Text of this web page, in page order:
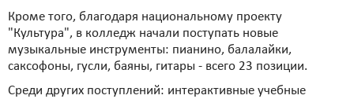
Кроме того, благодаря национальному проекту
"Культура", в колледж начали поступать новые
музыкальные инструменты: пианино, балалайки,
саксофоны, гусли, баяны, гитары - всего 23 позиции.
Среди других поступлений: интерактивные учебные